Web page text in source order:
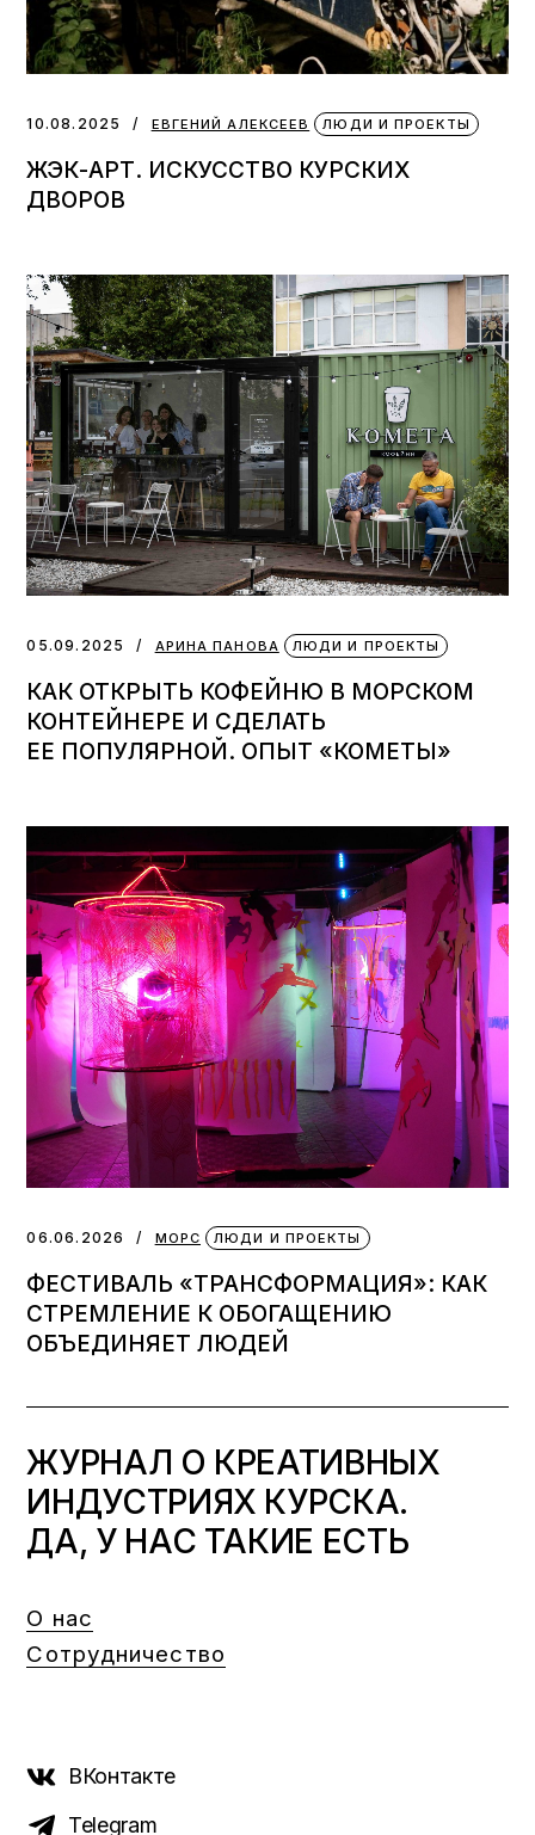
10.08.2025 ЕВГЕНИЙ АЛЕКСЕЕВ ЛЮДИ И ПРОЕКТЫ
ЖЭК-АРТ. ИСКУССТВО КУРСКИХ
ДВОРОВ
05.09.2025 АРИНА ПАНОВА ЛЮДИ И ПРОЕКТЫ
КАК ОТКРЫТЬ КОФЕЙНЮ В МОРСКОМ
КОНТЕЙНЕРЕ И СДЕЛАТЬ
ЕЕ ПОПУЛЯРНОЙ. ОПЫТ «КОМЕТЫ»
06.06.2026 МОРС ЛЮДИ И ПРОЕКТЫ
ФЕСТИВАЛЬ «ТРАНСФОРМАЦИЯ»: КАК
СТРЕМЛЕНИЕ К ОБОГАЩЕНИЮ
ОБЪЕДИНЯЕТ ЛЮДЕЙ
ЖУРНАЛ О КРЕАТИВНЫХ
ИНДУСТРИЯХ КУРСКА.
ДА, У НАС ТАКИЕ ЕСТЬ
О нас
Сотрудничество
ВКонтакте
Telegram